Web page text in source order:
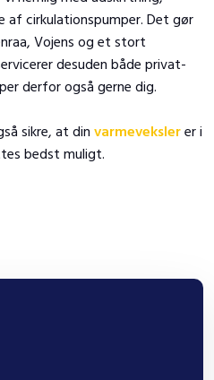
af cirkulationspumper. Det gør
Vojens og et stort
desuden både privat-
derfor også gerne dig.
sikre, at dinvarmevekslerer i
bedst muligt.